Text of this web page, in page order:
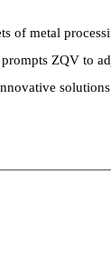
of metal
ZQV to